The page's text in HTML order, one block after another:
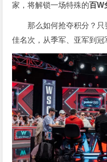
家，将解锁一场特殊的百W
那么如何抢夺积分？
佳名次，从季军、亚军到冠